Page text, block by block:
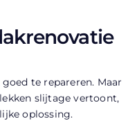
te repareren. Maar
slijtage vertoont,
oplossing.